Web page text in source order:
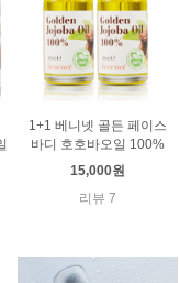
1+1 베니넷 골든 페이스
바디 호호바오일 100%
15,000원
리뷰 7